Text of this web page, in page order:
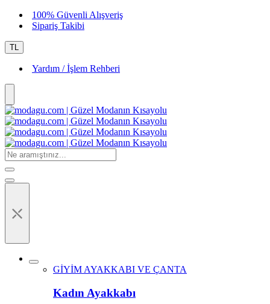
100% Güvenli Alışveriş
Sipariş Takibi
TL
Yardım / İşlem Rehberi
⤬
GİYİM AYAKKABI VE ÇANTA
Kadın Ayakkabı